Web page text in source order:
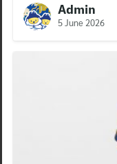
Admin
5 June 2026